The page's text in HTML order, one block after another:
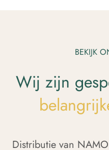
BEKIJK
Wij zijn
Distributie van